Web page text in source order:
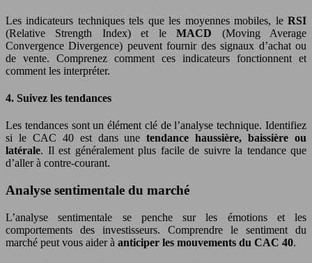
Les indicateurs techniques tels que les moyennes mobiles, le RSI
(Relative Strength Index) et leMACD (Moving Average
Convergence Divergence) peuvent fournir des signaux d’achat ou
de vente. Comprenez comment ces indicateurs fonctionnent et
comment les interpréter.
4. Suivez les tendances
Les tendances sont un élément clé de l’analyse technique. Identifiez
si le CAC 40 est dans unetendance haussière, baissière ou
latérale. Il est généralement plus facile de suivre la tendance que
d’aller à contre-courant.
Analyse sentimentale du marché
L’analyse sentimentale se penche sur les émotions et les
comportements des investisseurs. Comprendre le sentiment du
marché peut vous aider à anticiper les mouvements du CAC 40.